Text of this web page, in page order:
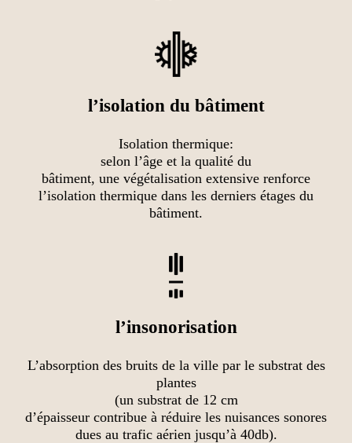
l’isolation du bâtiment
Isolation thermique:
selon l’âge et la qualité du
bâtiment, une végétalisation extensive renforce
l’isolation thermique dans les derniers étages du
bâtiment.
l’insonorisation
L’absorption des bruits de la ville par le substrat des
plantes
(un substrat de 12 cm
d’épaisseur contribue à réduire les nuisances sonores
dues au trafic aérien jusqu’à 40db).